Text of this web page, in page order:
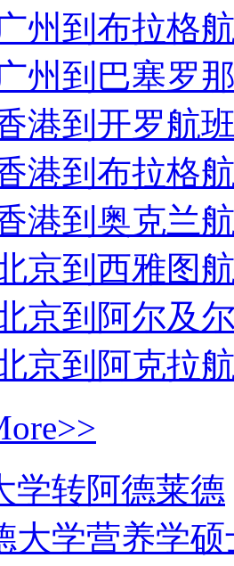
州到布拉格
州到巴塞罗
港到开罗航
港到布拉格
港到奥克兰
京到西雅图
京到阿尔及
京到阿克拉
学转阿德莱德
大学营养学